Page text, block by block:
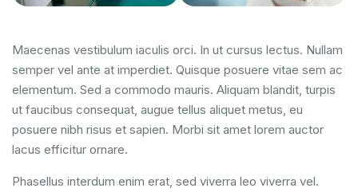
Maecenas vestibulum iaculis orci. In ut cursus lectus. Nullam
semper vel ante at imperdiet. Quisque posuere vitae sem ac
elementum. Sed a commodo mauris. Aliquam blandit, turpis
ut faucibus consequat, augue tellus aliquet metus, eu
posuere nibh risus et sapien. Morbi sit amet lorem auctor
lacus efficitur ornare.
Phasellus interdum enim erat, sed viverra leo viverra vel.